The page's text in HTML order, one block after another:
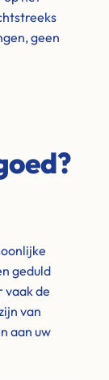
geen
geduld
de
van
aan uw